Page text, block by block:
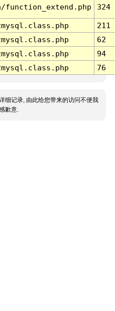
324
211
62
94
76
细记录, 由此给您带来的访问不便我
歉意.